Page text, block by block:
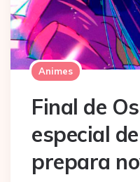
Animes
Final de
especial
prepara